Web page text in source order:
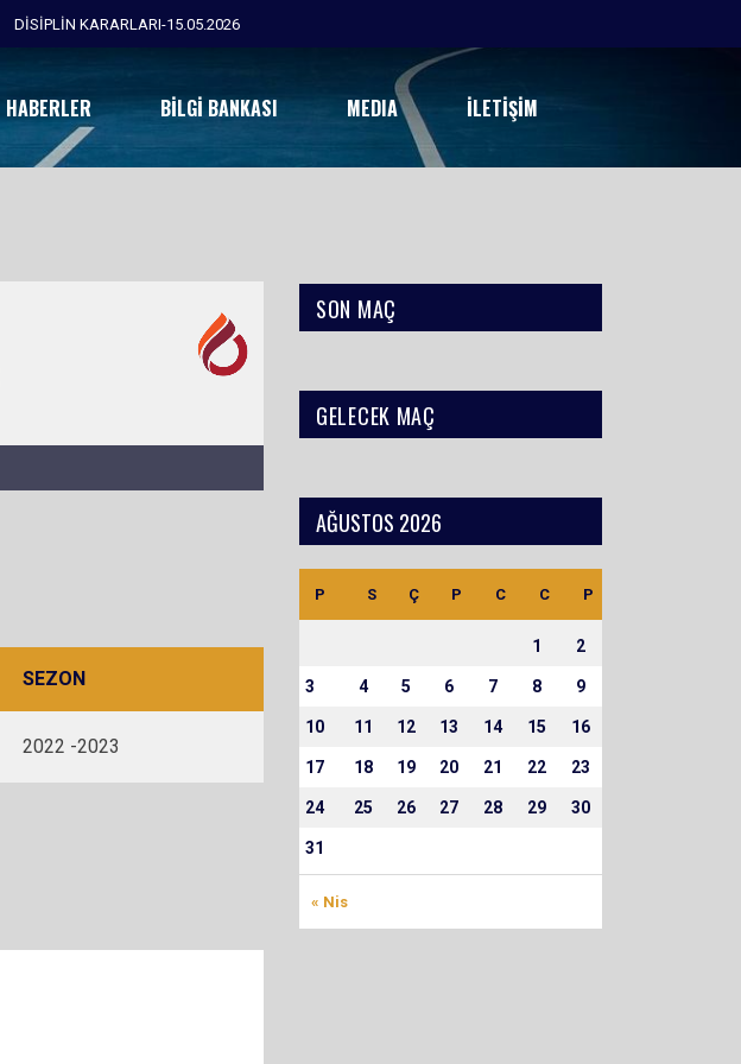
DİSİPLİN KARARLARI-15.05.2026
HABERLER BILGI BANKASI MEDIA İLETIŞIM
SEZON
2022 -2023
SON MAÇ
GELECEK MAÇ
AĞUSTOS 2026
P S Ç P C C P
« Nis
1 2
3 4 5 6 7 8 9
10 11 12 13 14 15 16
17 18 19 20 21 22 23
24 25 26 27 28 29 30
31